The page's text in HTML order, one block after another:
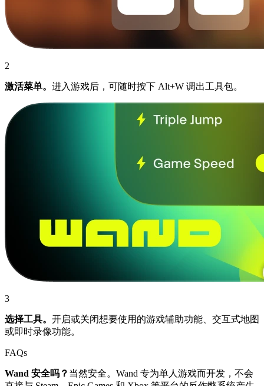
2
激活菜单。 进入游戏后，可随时按下 Alt+W 调出工具包。
3
选择工具。 开启或关闭想要使用的游戏辅助功能、交互式地图
或即时录像功能。
FAQs
Wand 安全吗？ 当然安全。Wand 专为单人游戏而开发，不会